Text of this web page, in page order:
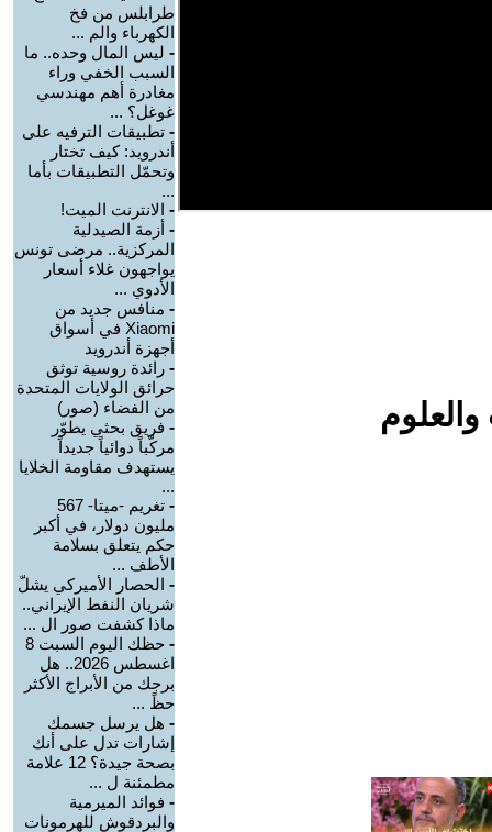
طرابلس من فخ
الكهرباء والم ...
- ليس المال وحده.. ما
السبب الخفي وراء
مغادرة أهم مهندسي
غوغل؟ ...
- تطبيقات الترفيه على
أندرويد: كيف تختار
وتحمّل التطبيقات بأما
...
- الانترنت الميت!
- أزمة الصيدلية
المركزية.. مرضى تونس
يواجهون غلاء أسعار
الأدوي ...
- منافس جديد من
Xiaomi في أسواق
أجهزة أندرويد
- رائدة روسية توثق
حرائق الولايات المتحدة
من الفضاء (صور)
- فريق بحثي يطوّر
مركّباً دوائياً جديداً
يستهدف مقاومة الخلايا
...
-
تغريم -ميتا- 567
مليون دولار، في أكبر
حكم يتعلق بسلامة
الأطف ...
- الحصار الأميركي يشلّ
شريان النفط الإيراني..
ماذا كشفت صور ال ...
-
حظك اليوم السبت 8
اغسطس 2026.. هل
برجك من الأبراج الأكثر
حظً ...
- هل يرسل جسمك
إشارات تدل على أنك
بصحة جيدة؟ 12 علامة
مطمئنة ل ...
- فوائد الميرمية
والبردقوش للهرمونات